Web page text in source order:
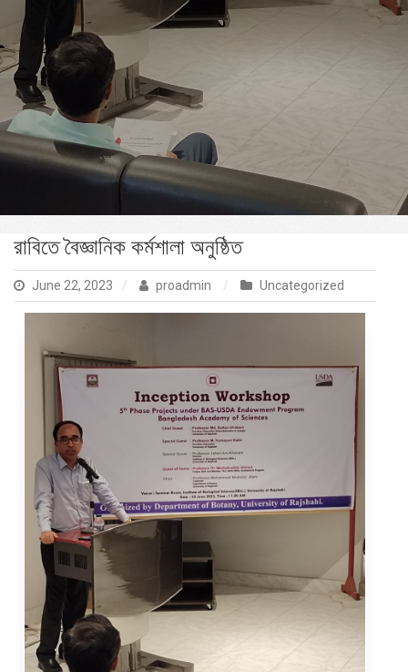
রাবিতে বৈজ্ঞানিক কর্মশালা অনুষ্ঠিত
June 22, 2023 proadmin Uncategorized